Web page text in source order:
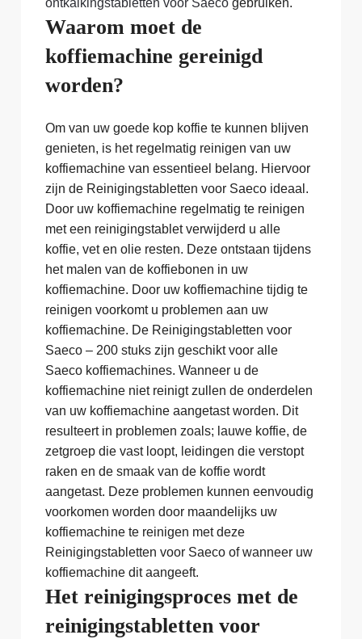
ontkalkingstabletten voor Saeco gebruiken.
Waarom moet de
koffiemachine gereinigd
worden?
Om van uw goede kop koffie te kunnen blijven
genieten, is het regelmatig reinigen van uw
koffiemachine van essentieel belang. Hiervoor
zijn de Reinigingstabletten voor Saeco ideaal.
Door uw koffiemachine regelmatig te reinigen
met een reinigingstablet verwijderd u alle
koffie, vet en olie resten. Deze ontstaan tijdens
het malen van de koffiebonen in uw
koffiemachine. Door uw koffiemachine tijdig te
reinigen voorkomt u problemen aan uw
koffiemachine. De Reinigingstabletten voor
Saeco – 200 stuks zijn geschikt voor alle
Saeco koffiemachines. Wanneer u de
koffiemachine niet reinigt zullen de onderdelen
van uw koffiemachine aangetast worden. Dit
resulteert in problemen zoals; lauwe koffie, de
zetgroep die vast loopt, leidingen die verstopt
raken en de smaak van de koffie wordt
aangetast. Deze problemen kunnen eenvoudig
voorkomen worden door maandelijks uw
koffiemachine te reinigen met deze
Reinigingstabletten voor Saeco of wanneer uw
koffiemachine dit aangeeft.
Het reinigingsproces met de
reinigingstabletten voor